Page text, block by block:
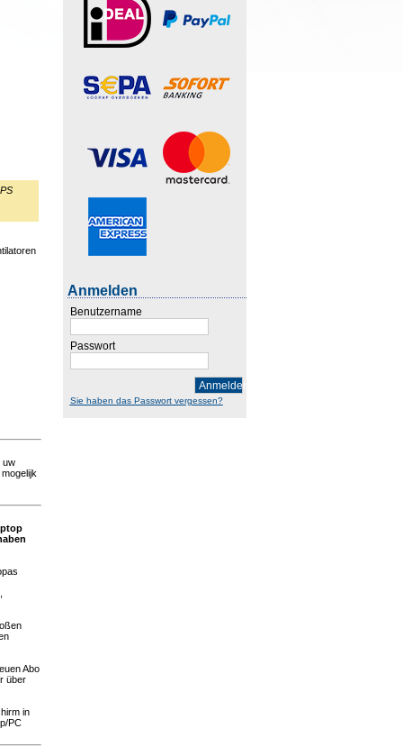
uw
Abo
über
in
PC
Anmelden
Benutzername
Passwort
Anmelden
Sie haben das Passwort vergessen?